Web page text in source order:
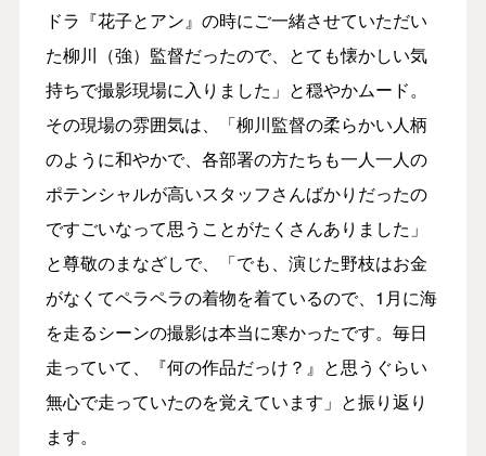
ドラ『花子とアン』の時にご一緒させていただい
た柳川（強）監督だったので、とても懐かしい気
持ちで撮影現場に入りました」と穏やかムード。
その現場の雰囲気は、「柳川監督の柔らかい人柄
のように和やかで、各部署の方たちも一人一人の
ポテンシャルが高いスタッフさんばかりだったの
ですごいなって思うことがたくさんありました」
と尊敬のまなざしで、「でも、演じた野枝はお金
がなくてペラペラの着物を着ているので、1月に海
を走るシーンの撮影は本当に寒かったです。毎日
走っていて、『何の作品だっけ？』と思うぐらい
無心で走っていたのを覚えています」と振り返り
ます。